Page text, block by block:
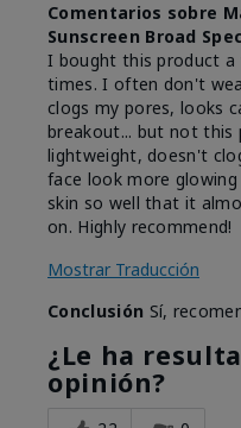
Comentarios sobre
Sunscreen Broad
I bought this product a
times. I often don't
clogs my pores, looks
breakout... but not this
lightweight, doesn't
face look more
skin so well that it
on. Highly recommend!
Mostrar Traducción
Conclusión Sí,
¿Le ha
opinión?